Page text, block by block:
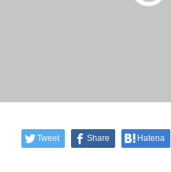
Tweet Share Hatena